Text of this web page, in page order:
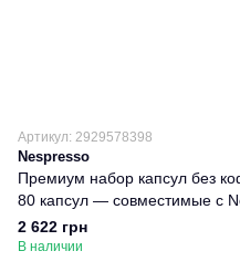
Артикул: 2929578398
Nespresso
Премиум набор капсул без
80 капсул — совместимые с
2 622 грн
В наличии